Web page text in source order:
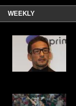
WEEKLY